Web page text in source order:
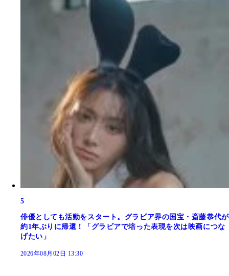
5
俳優としても活動をスタート。グラビア界の国宝・斎藤恭代が
約1年ぶりに帰還！「グラビアで培った表現を次は映画につな
げたい」
2026年08月02日 13:30